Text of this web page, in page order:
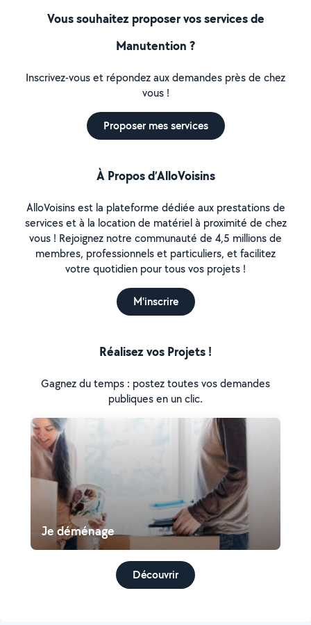
Vous souhaitez proposer vos services de
Manutention ?
Inscrivez-vous et répondez aux demandes près de chez
vous !
Proposer mes services
À Propos d’AlloVoisins
AlloVoisins est la plateforme dédiée aux prestations de
services et à la location de matériel à proximité de chez
vous ! Rejoignez notre communauté de 4,5 millions de
membres, professionnels et particuliers, et facilitez
votre quotidien pour tous vos projets !
M'inscrire
Réalisez vos Projets !
Gagnez du temps : postez toutes vos demandes
publiques en un clic.
Je déménage
Découvrir